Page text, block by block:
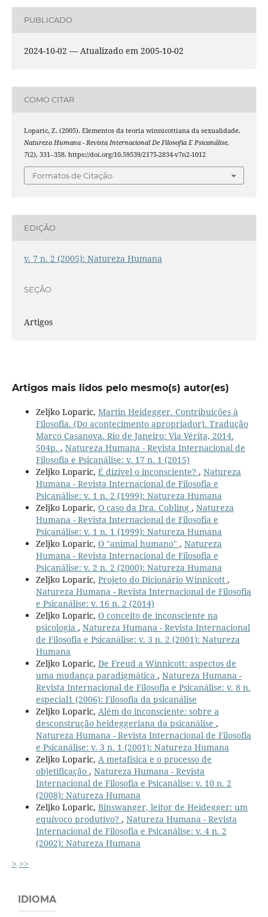
PUBLICADO
2024-10-02 — Atualizado em 2005-10-02
COMO CITAR
Loparic, Z. (2005). Elementos da teoria winnicottiana da sexualidade.
Natureza Humana - Revista Internacional De Filosofia E Psicanálise,
7(2), 331–358. https://doi.org/10.59539/2175-2834-v7n2-1012
Formatos de Citação
EDIÇÃO
v. 7 n. 2 (2005): Natureza Humana
SEÇÃO
Artigos
Artigos mais lidos pelo mesmo(s) autor(es)
Zeljko Loparic, Martin Heidegger. Contribuições à
Filosofia. (Do acontecimento apropriador). Tradução
Marco Casanova. Rio de Janeiro: Via Vérita, 2014.
504p. , Natureza Humana - Revista Internacional de
Filosofia e Psicanálise: v. 17 n. 1 (2015)
Zeljko Loparic, É dizível o inconsciente? , Natureza
Humana - Revista Internacional de Filosofia e
Psicanálise: v. 1 n. 2 (1999): Natureza Humana
Zeljko Loparic, O caso da Dra. Cobling , Natureza
Humana - Revista Internacional de Filosofia e
Psicanálise: v. 1 n. 1 (1999): Natureza Humana
Zeljko Loparic, O "animal humano" , Natureza
Humana - Revista Internacional de Filosofia e
Psicanálise: v. 2 n. 2 (2000): Natureza Humana
Zeljko Loparic, Projeto do Dicionário Winnicott ,
Natureza Humana - Revista Internacional de Filosofia
e Psicanálise: v. 16 n. 2 (2014)
Zeljko Loparic, O conceito de inconsciente na
psicologia , Natureza Humana - Revista Internacional
de Filosofia e Psicanálise: v. 3 n. 2 (2001): Natureza
Humana
Zeljko Loparic, De Freud a Winnicott: aspectos de
uma mudança paradigmática , Natureza Humana -
Revista Internacional de Filosofia e Psicanálise: v. 8 n.
especial1 (2006): Filosofia da psicanálise
Zeljko Loparic, Além do inconsciente: sobre a
desconstrução heideggeriana da psicanálise ,
Natureza Humana - Revista Internacional de Filosofia
e Psicanálise: v. 3 n. 1 (2001): Natureza Humana
Zeljko Loparic, A metafísica e o processo de
objetificação , Natureza Humana - Revista
Internacional de Filosofia e Psicanálise: v. 10 n. 2
(2008): Natureza Humana
Zeljko Loparic, Binswanger, leitor de Heidegger: um
equívoco produtivo? , Natureza Humana - Revista
Internacional de Filosofia e Psicanálise: v. 4 n. 2
(2002): Natureza Humana
> >>
IDIOMA